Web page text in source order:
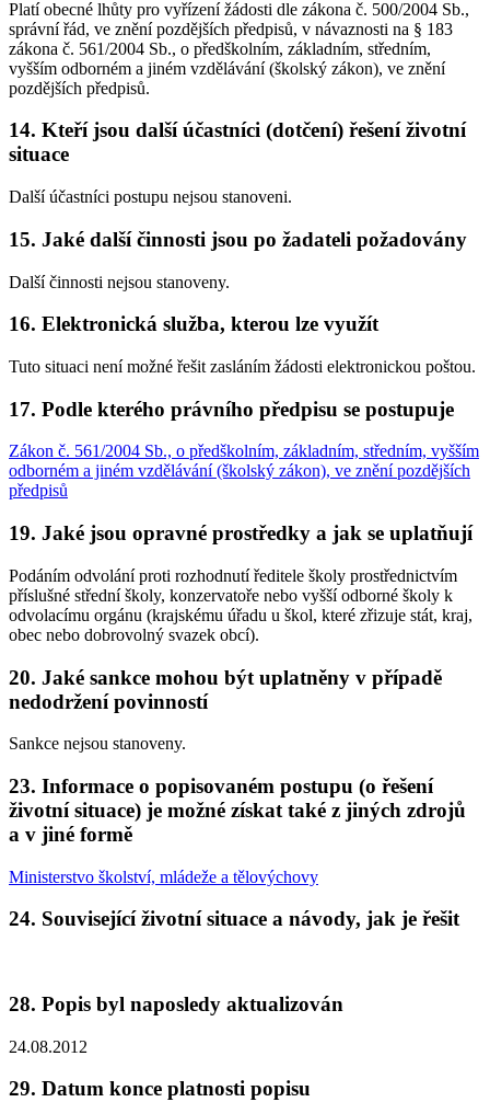
Platí obecné lhůty pro vyřízení žádosti dle zákona č. 500/2004 Sb.,
správní řád, ve znění pozdějších předpisů, v návaznosti na § 183
zákona č. 561/2004 Sb., o předškolním, základním, středním,
vyšším odborném a jiném vzdělávání (školský zákon), ve znění
pozdějších předpisů.
14. Kteří jsou další účastníci (dotčení) řešení životní
situace
Další účastníci postupu nejsou stanoveni.
15. Jaké další činnosti jsou po žadateli požadovány
Další činnosti nejsou stanoveny.
16. Elektronická služba, kterou lze využít
Tuto situaci není možné řešit zasláním žádosti elektronickou poštou.
17. Podle kterého právního předpisu se postupuje
Zákon č. 561/2004 Sb., o předškolním, základním, středním, vyšším
odborném a jiném vzdělávání (školský zákon), ve znění pozdějších
předpisů
19. Jaké jsou opravné prostředky a jak se uplatňují
Podáním odvolání proti rozhodnutí ředitele školy prostřednictvím
příslušné střední školy, konzervatoře nebo vyšší odborné školy k
odvolacímu orgánu (krajskému úřadu u škol, které zřizuje stát, kraj,
obec nebo dobrovolný svazek obcí).
20. Jaké sankce mohou být uplatněny v případě
nedodržení povinností
Sankce nejsou stanoveny.
23. Informace o popisovaném postupu (o řešení
životní situace) je možné získat také z jiných zdrojů
a v jiné formě
Ministerstvo školství, mládeže a tělovýchovy
24. Související životní situace a návody, jak je řešit
28. Popis byl naposledy aktualizován
24.08.2012
29. Datum konce platnosti popisu